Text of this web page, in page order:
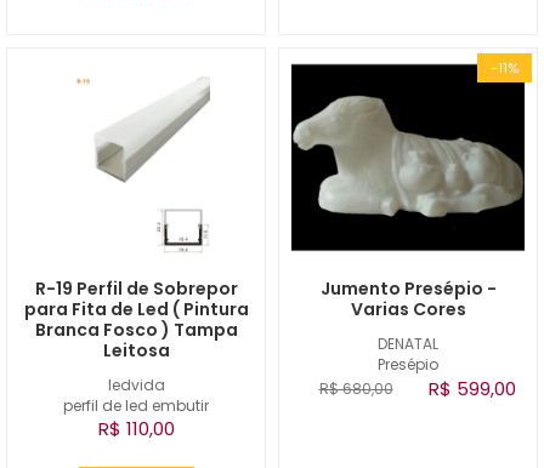
ledvida
perfil de led embutir
R-19 Perfil de Sobrepor
para Fita de Led ( Pintura
Branca Fosco ) Tampa
Leitosa
R$ 110,00
-11%
DENATAL
Presépio
Jumento Presépio -
Varias Cores
R$ 680,00 R$ 599,00